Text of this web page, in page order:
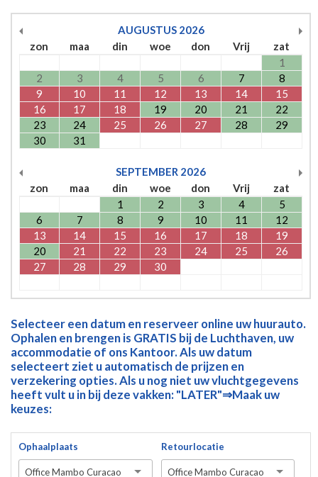
AUGUSTUS 2026
zon
maa din woe don Vrij
zat
1
2
3 4 5 6 7
8
9
10 11 12 13 14
15
16
17 18 19 20 21
22
23
24 25 26 27 28
29
30
31
SEPTEMBER 2026
zon
maa din woe don Vrij
zat
1
2 3 4
5
6
7 8 9 10 11
12
13
14 15 16 17 18
19
20
21 22 23 24 25
26
27
28 29 30
Selecteer een datum en reserveer online uw huurauto.
Ophalen en brengen is GRATIS bij de Luchthaven, uw
accommodatie of ons Kantoor. Als uw datum
selecteert ziet u automatisch de prijzen en
verzekering opties. Als u nog niet uw vluchtgegevens
heeft vult u in bij deze vakken: "LATER"⇒Maak uw
keuzes:
Ophaalplaats
Office Mambo Curacao
Retourlocatie
Office Mambo Curacao